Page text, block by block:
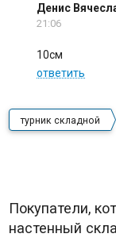
Денис
21:06
10см
ответить
турник складной
Покупатели,
настенный